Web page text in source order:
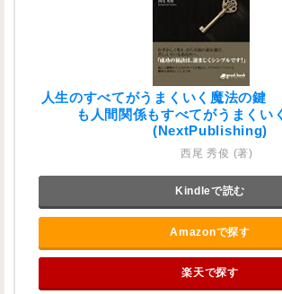
人生のすべてがうまくいく魔法の鍵
も人間関係もすべてがうまくい
(NextPublishing)
西尾 秀俊 (著)
Kindleで読む
Amazonで探す
楽天で探す